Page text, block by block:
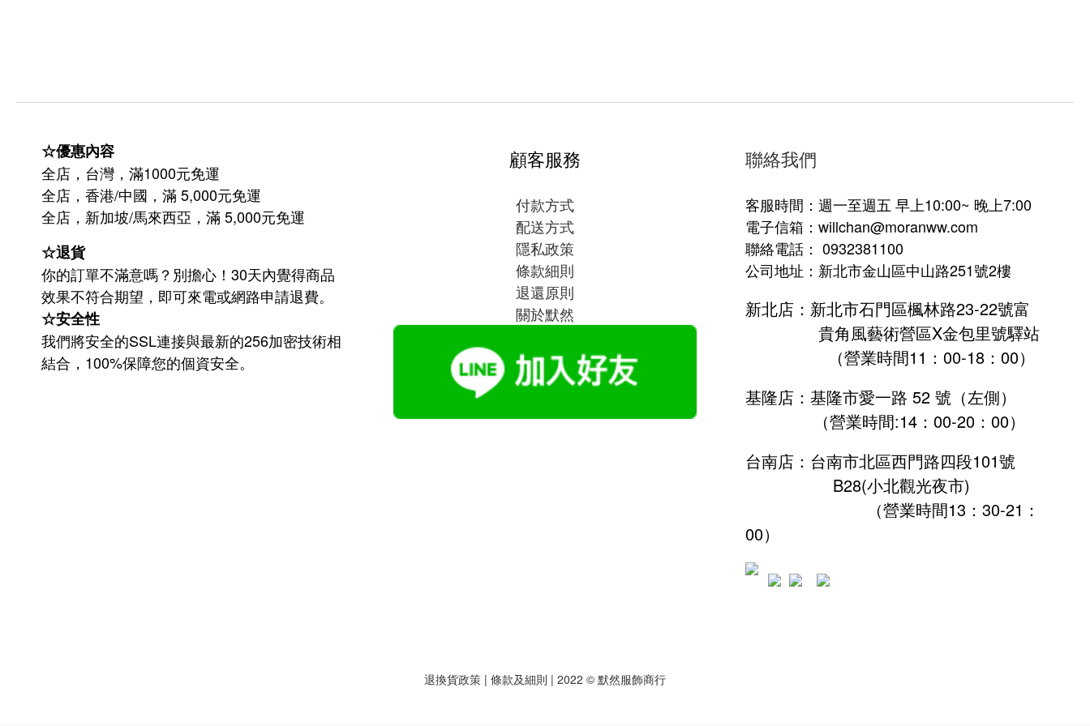
☆優惠內容
全店，台灣，滿1000元免運
全店，香港/中國，滿 5,000元免運
全店，新加坡/馬來西亞，滿 5,000元免運
☆退貨
你的訂單不滿意嗎？別擔心！30天內覺得商品
效果不符合期望，即可來電或網路申請退費。
☆安全性
我們將安全的SSL連接與最新的256加密技術相
結合，100%保障您的個資安全。
顧客服務
付款方式
配送方式
隱私政策
條款細則
退還原則
關於默然
聯絡我們
客服時間：週一至週五 早上10:00~ 晚上7:00
電子信箱：willchan@moranww.com
聯絡電話： 0932381100
公司地址：新北市金山區中山路251號2樓
新北店：新北市石門區楓林路23-22號富
貴角風藝術營區X金包里號驛站
（營業時間11：00-18：00）
基隆店：基隆市愛一路 52 號（左側）
（營業時間:14：00-20：00）
台南店：台南市北區西門路四段101號
B28(小北觀光夜市)
（營業時間13：30-21：
00）
退換貨政策 | 條款及細則 | 2022 © 默然服飾商行